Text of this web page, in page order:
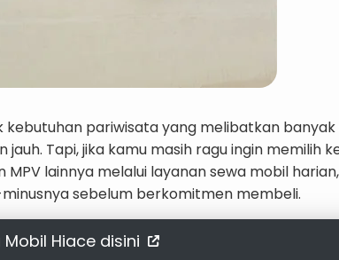
pariwisata yang melibatkan
Tapi, jika kamu masih ragu ingin memilih
lainnya melalui layanan sewa mobil
sebelum berkomitmen membeli.
Hiace disini